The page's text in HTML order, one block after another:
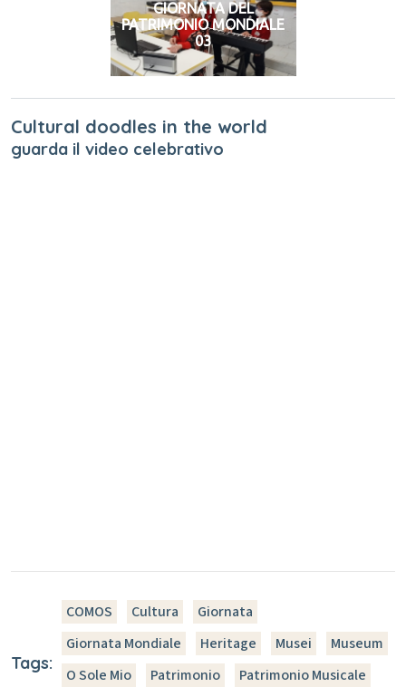
GIORNATA DEL
PATRIMONIO MONDIALE
03
Cultural doodles in the world
guarda il video celebrativo
Tags:
COMOS Cultura
Giornata
Giornata Mondiale
Heritage Musei
Museum
O Sole Mio
Patrimonio
Patrimonio Musicale